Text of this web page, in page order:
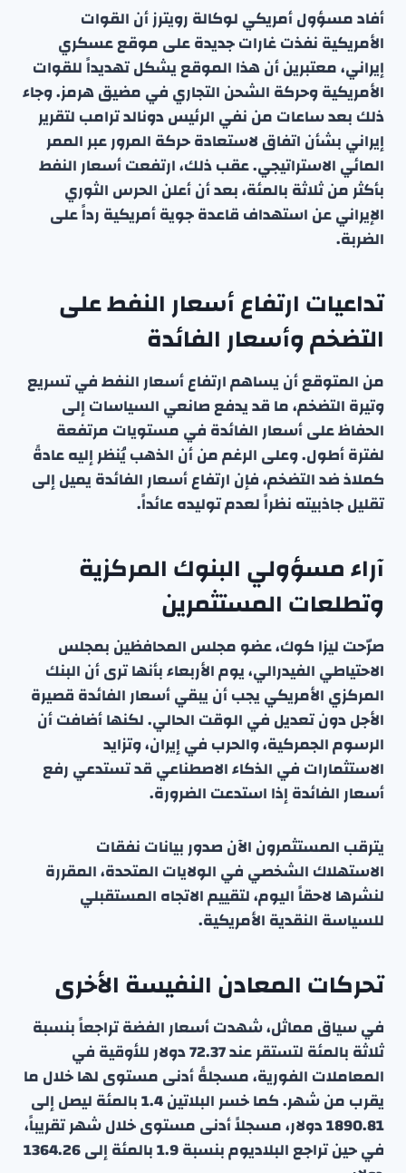
أفاد مسؤول أمريكي لوكالة رويترز أن القوات
الأمريكية نفذت غارات جديدة على موقع عسكري
إيراني، معتبرين أن هذا الموقع يشكل تهديداً للقوات
الأمريكية وحركة الشحن التجاري في مضيق هرمز. وجاء
ذلك بعد ساعات من نفي الرئيس دونالد ترامب لتقرير
إيراني بشأن اتفاق لاستعادة حركة المرور عبر الممر
المائي الاستراتيجي. عقب ذلك، ارتفعت أسعار النفط
بأكثر من ثلاثة بالمئة، بعد أن أعلن الحرس الثوري
الإيراني عن استهداف قاعدة جوية أمريكية رداً على
الضربة.
تداعيات ارتفاع أسعار النفط على
التضخم وأسعار الفائدة
من المتوقع أن يساهم ارتفاع أسعار النفط في تسريع
وتيرة التضخم، ما قد يدفع صانعي السياسات إلى
الحفاظ على أسعار الفائدة في مستويات مرتفعة
لفترة أطول. وعلى الرغم من أن الذهب يُنظر إليه عادةً
كملاذ ضد التضخم، فإن ارتفاع أسعار الفائدة يميل إلى
تقليل جاذبيته نظراً لعدم توليده عائداً.
آراء مسؤولي البنوك المركزية
وتطلعات المستثمرين
صرّحت ليزا كوك، عضو مجلس المحافظين بمجلس
الاحتياطي الفيدرالي، يوم الأربعاء بأنها ترى أن البنك
المركزي الأمريكي يجب أن يبقي أسعار الفائدة قصيرة
الأجل دون تعديل في الوقت الحالي. لكنها أضافت أن
الرسوم الجمركية، والحرب في إيران، وتزايد
الاستثمارات في الذكاء الاصطناعي قد تستدعي رفع
أسعار الفائدة إذا استدعت الضرورة.
يترقب المستثمرون الآن صدور بيانات نفقات
الاستهلاك الشخصي في الولايات المتحدة، المقررة
لنشرها لاحقاً اليوم، لتقييم الاتجاه المستقبلي
للسياسة النقدية الأمريكية.
تحركات المعادن النفيسة الأخرى
في سياق مماثل، شهدت أسعار الفضة تراجعاً بنسبة
ثلاثة بالمئة لتستقر عند 72.37 دولار للأوقية في
المعاملات الفورية، مسجلةً أدنى مستوى لها خلال ما
يقرب من شهر. كما خسر البلاتين 1.4 بالمئة ليصل إلى
1890.81 دولار، مسجلاً أدنى مستوى خلال شهر تقريباً،
في حين تراجع البلاديوم بنسبة 1.9 بالمئة إلى 1364.26